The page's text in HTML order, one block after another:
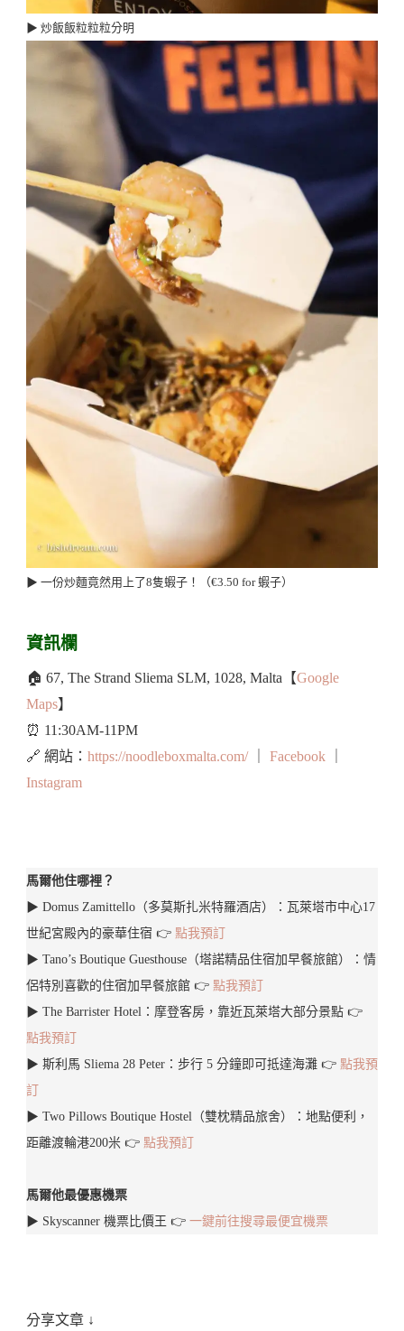
▶︎ 炒飯飯粒粒粒分明
▶︎ 一份炒麵竟然用上了8隻蝦子！（€3.50 for 蝦子）
資訊欄
🏠 67, The Strand Sliema SLM, 1028, Malta【Google
Maps】
⏰ 11:30AM-11PM
🔗 網站： https://noodleboxmalta.com/｜ Facebook
Instagram
馬爾他住哪裡？
▶︎ Domus Zamittello（多莫斯扎米特羅酒店）：瓦萊塔市中心17
世紀宮殿內的豪華住宿 👉 點我預訂
▶︎ Tano’s Boutique Guesthouse（塔諾精品住宿加早餐旅館）：情
侶特別喜歡的住宿加早餐旅館 👉 點我預訂
▶︎ The Barrister Hotel：摩登客房，靠近瓦萊塔大部分景點 👉
點我預訂
▶︎ 斯利馬 Sliema 28 Peter：步行 5 分鐘即可抵達海灘 👉 點我預
訂
▶︎ Two Pillows Boutique Hostel（雙枕精品旅舍）：地點便利，
距離渡輪港200米 👉 點我預訂
馬爾他最優惠機票
▶︎ Skyscanner 機票比價王 👉 一鍵前往搜尋最便宜機票
分享文章 ↓